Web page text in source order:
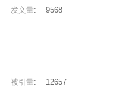
发文量: 9568
被引量:
12657